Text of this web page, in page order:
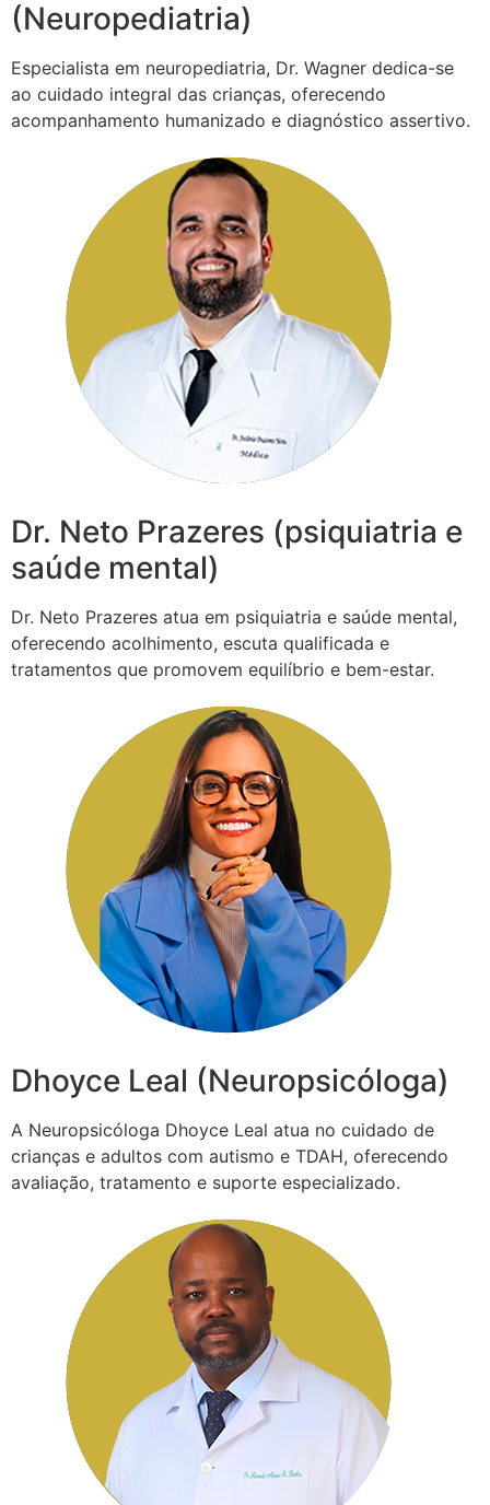
(Neuropediatria)
Especialista em neuropediatria, Dr. Wagner dedica-se
ao cuidado integral das crianças, oferecendo
acompanhamento humanizado e diagnóstico assertivo.
Dr. Neto Prazeres (psiquiatria e
saúde mental)
Dr. Neto Prazeres atua em psiquiatria e saúde mental,
oferecendo acolhimento, escuta qualificada e
tratamentos que promovem equilíbrio e bem-estar.
Dhoyce Leal (Neuropsicóloga)
A Neuropsicóloga Dhoyce Leal atua no cuidado de
crianças e adultos com autismo e TDAH, oferecendo
avaliação, tratamento e suporte especializado.